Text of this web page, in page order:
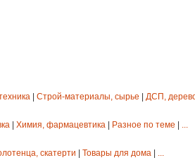
Строй-материалы, сырье ДСП,
Химия, фармацевтика Разное по теме
...
скатерти Товары для дома ...